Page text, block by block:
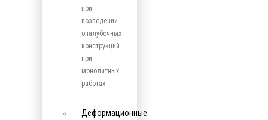
при
возведении
опалубочных
конструкций
при
монолитных
работах.
Деформационные